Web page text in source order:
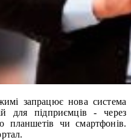
запрацює нова система
для підприємців - через
планшетів чи смартфонів.